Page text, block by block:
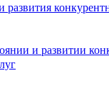
развития
и развитии